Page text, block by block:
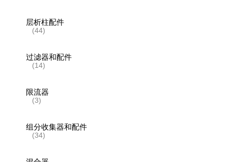
层析柱配件
(44)
过滤器和配件
(14)
限流器
(3)
组分收集器和配件
(34)